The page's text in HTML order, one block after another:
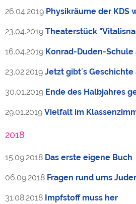
26.04.2019 Physikräume der KDS
23.04.2019 Theaterstück
16.04.2019 Konrad-Duden-
23.02.2019 Jetzt gibt´s
30.01.2019 Ende des Halbjahres
29.01.2019 Vielfalt im
2018
15.09.2018 Das erste eigene Buch
06.09.2018 Fragen rund ums
31.08.2018 Impfstoff muss her